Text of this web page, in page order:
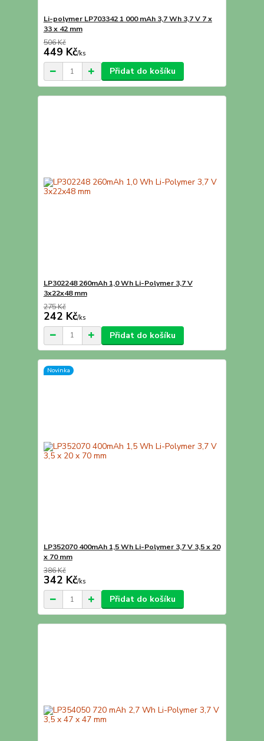
Li-polymer LP703342 1 000 mAh 3,7 Wh 3,7 V 7 x
33 x 42 mm
506 Kč
449 Kč/ks
Přidat do košíku
LP302248 260mAh 1,0 Wh Li-Polymer 3,7 V
3x22x48 mm
275 Kč
242 Kč/ks
Přidat do košíku
Novinka
LP352070 400mAh 1,5 Wh Li-Polymer 3,7 V 3,5 x 20
x 70 mm
386 Kč
342 Kč/ks
Přidat do košíku